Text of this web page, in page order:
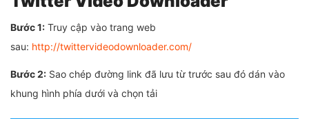
Bước 1: Truy cập vào trang web
sau: http://twittervideodownloader.com/
Bước 2: Sao chép đường link đã lưu từ trước sau đó dán vào
khung hình phía dưới và chọn tải